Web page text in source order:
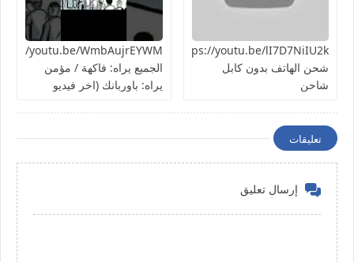
https://youtu.be/lI7D7NiIU2kطريقة
شحن الهاتف بدون كابل
شاحن
الجميع يراه: فاكهة / مؤمن
يراه: باوربانك (اخر فيديو
تعليقات
إرسال تعليق